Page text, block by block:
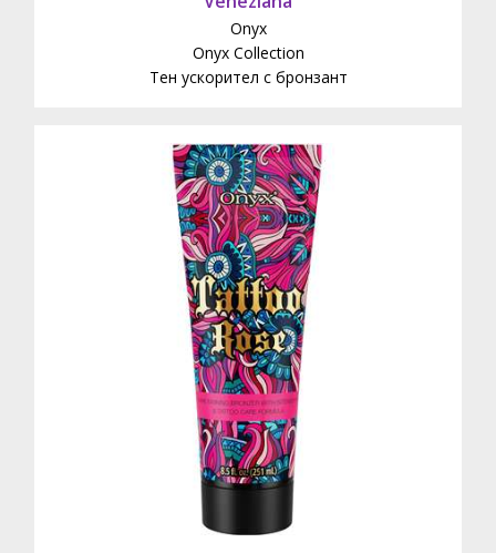
Onyx
Onyx Collection
Тен ускорител с бронзант